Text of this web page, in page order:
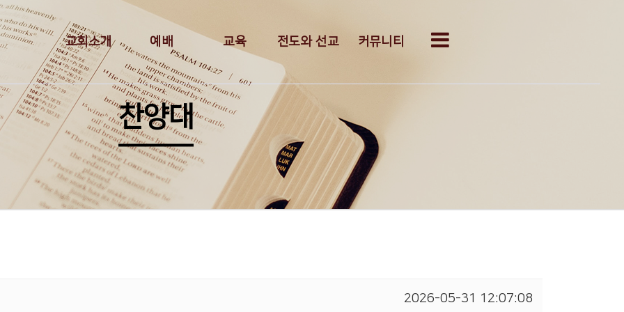
교회소개 예배 교육 전도와 선교 커뮤니티
찬양대
2026-05-31 12:07:08